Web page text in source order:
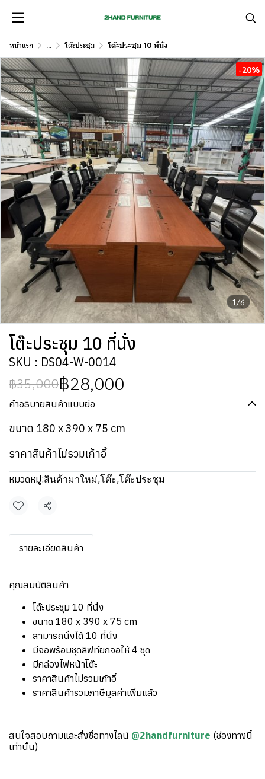
หน้าแรก ... โต๊ะประชุม โต๊ะประชุม 10 ที่นั่ง
1/6
-20%
โต๊ะประชุม 10 ที่นั่ง
SKU : DS04-W-0014
฿35,000฿28,000
คำอธิบายสินค้าแบบย่อ
ขนาด 180 x 390 x 75 cm
ราคาสินค้าไม่รวมเก้าอี้
หมวดหมู่:สินค้ามาใหม่,โต๊ะ,โต๊ะประชุม
แชร์
รายละเอียดสินค้า
คุณสมบัติสินค้า
โต๊ะประชุม 10 ที่นั่ง
ขนาด 180 x 390 x 75 cm
สามารถนั่งได้ 10 ที่นั่ง
มีจอพร้อมชุดลิฟท์ยกจอให้ 4 ชุด
มีกล่องไฟหน้าโต๊ะ
ราคาสินค้าไม่รวมเก้าอี้
ราคาสินค้ารวมภาษีมูลค่าเพิ่มแล้ว
สนใจสอบถามและสั่งซื้อทางไลน์ @2handfurniture (ช่องทางนี้
เท่านั้น)